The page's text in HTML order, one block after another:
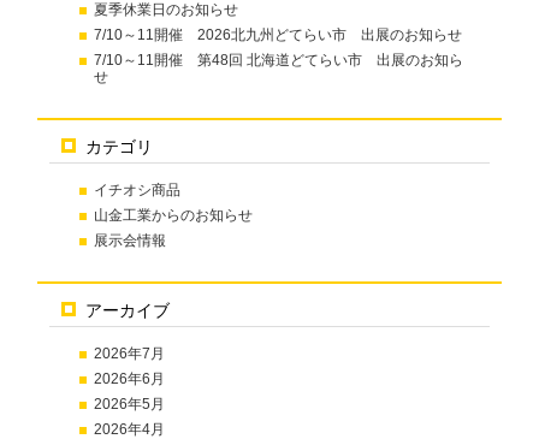
夏季休業日のお知らせ
7/10～11開催 2026北九州どてらい市 出展のお知らせ
7/10～11開催 第48回 北海道どてらい市 出展のお知ら
せ
カテゴリ
イチオシ商品
山金工業からのお知らせ
展示会情報
アーカイブ
2026年7月
2026年6月
2026年5月
2026年4月